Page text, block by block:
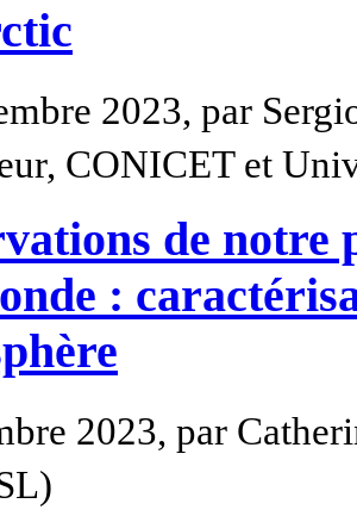
2023, par
CONICET et
de
:
2023, par